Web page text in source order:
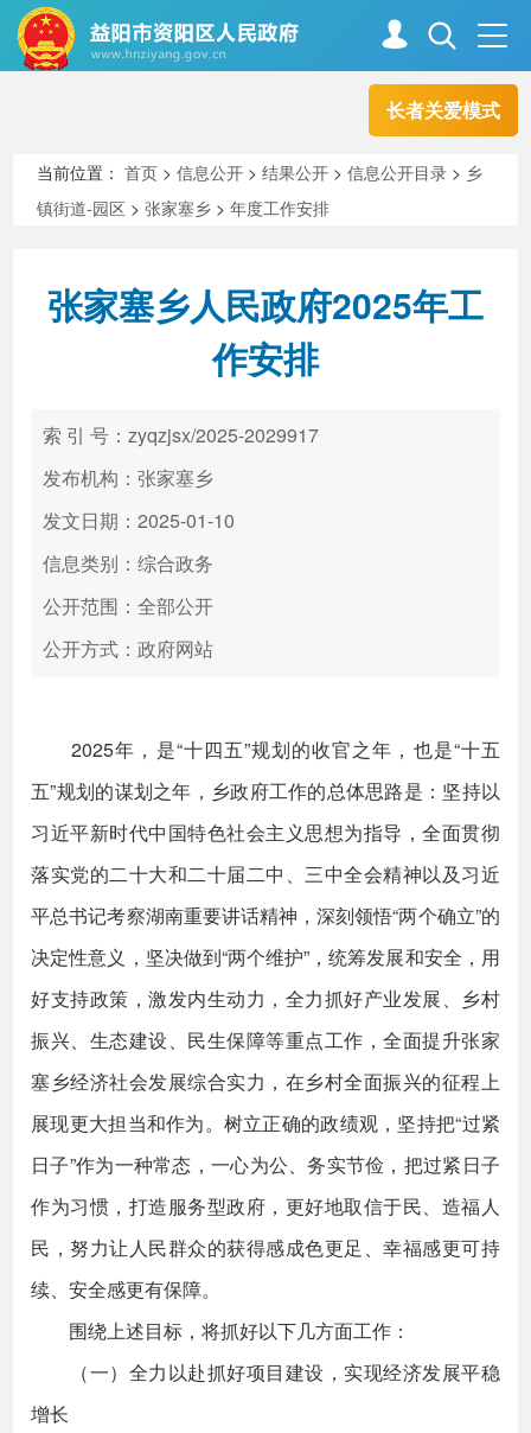
长者关爱模式
走进资阳
新闻中心 解读回应
政务服务
高效办成一件事
当前位置：首页 >信息公开 >结果公开 >信息公开目录 > 乡
镇街道-园区 >张家塞乡 >年度工作安排
张家塞乡人民政府2025年工
作安排
索 引 号：zyqzjsx/2025-2029917
发布机构：张家塞乡
发文日期：2025-01-10
信息类别：综合政务
公开范围：全部公开
公开方式：政府网站
2025年，是“十四五”规划的收官之年，也是“十五
五”规划的谋划之年，乡政府工作的总体思路是：坚持以
习近平新时代中国特色社会主义思想为指导，全面贯彻
落实党的二十大和二十届二中、三中全会精神以及习近
平总书记考察湖南重要讲话精神，深刻领悟“两个确立”的
决定性意义，坚决做到“两个维护”，统筹发展和安全，用
好支持政策，激发内生动力，全力抓好产业发展、乡村
振兴、生态建设、民生保障等重点工作，全面提升张家
塞乡经济社会发展综合实力，在乡村全面振兴的征程上
展现更大担当和作为。树立正确的政绩观，坚持把“过紧
日子”作为一种常态，一心为公、务实节俭，把过紧日子
作为习惯，打造服务型政府，更好地取信于民、造福人
民，努力让人民群众的获得感成色更足、幸福感更可持
续、安全感更有保障。
围绕上述目标，将抓好以下几方面工作：
（一）全力以赴抓好项目建设，实现经济发展平稳
增长